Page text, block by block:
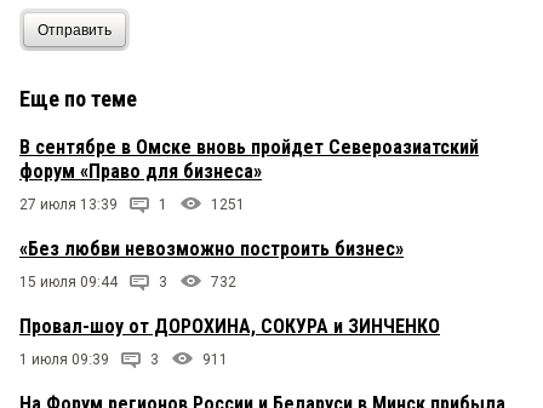
Отправить
Еще по теме
В сентябре в Омске вновь пройдет Североазиатский
форум «Право для бизнеса»
27 июля 13:39 1 1251
«Без любви невозможно построить бизнес»
15 июля 09:44 3 732
Провал-шоу от ДОРОХИНА, СОКУРА и ЗИНЧЕНКО
1 июля 09:39 3 911